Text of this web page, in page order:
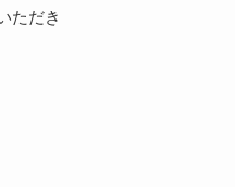
ただき